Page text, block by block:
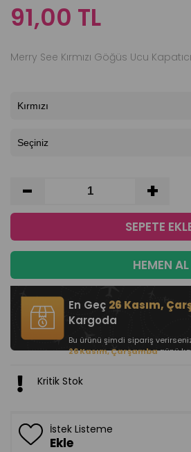
91,00 TL
Merry See Kırmızı Göğüs Ucu Kapatıcı
+
-
En Geç 26 Kasım,
Kargoda
Bu ürünü şimdi sipariş
26 Kasım, Çarşambagünü
Kritik Stok
İstek Listeme
Ekle